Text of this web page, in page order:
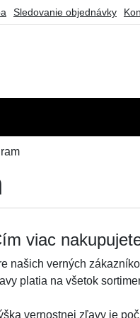
Sledovanie objednávky
viac
našich verných
platia na všetok
vernostnej zľavy je